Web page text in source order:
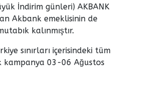
İndirim günleri) AKBANK
Akbank emeklisinin de
kalınmıştır.
sınırları içerisindeki tüm
kampanya 03-06 Ağustos